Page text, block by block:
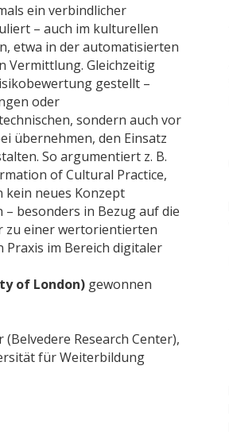
ein verbindlicher
– auch im kulturellen
etwa in der automatisierten
Vermittlung. Gleichzeitig
gestellt –
oder
sondern auch vor
übernehmen, den Einsatz
So argumentiert z. B.
of Cultural Practice,
neues Konzept
besonders in Bezug auf die
zu einer wertorientierten
im Bereich digitaler
of London) gewonnen
Research Center),
für Weiterbildung